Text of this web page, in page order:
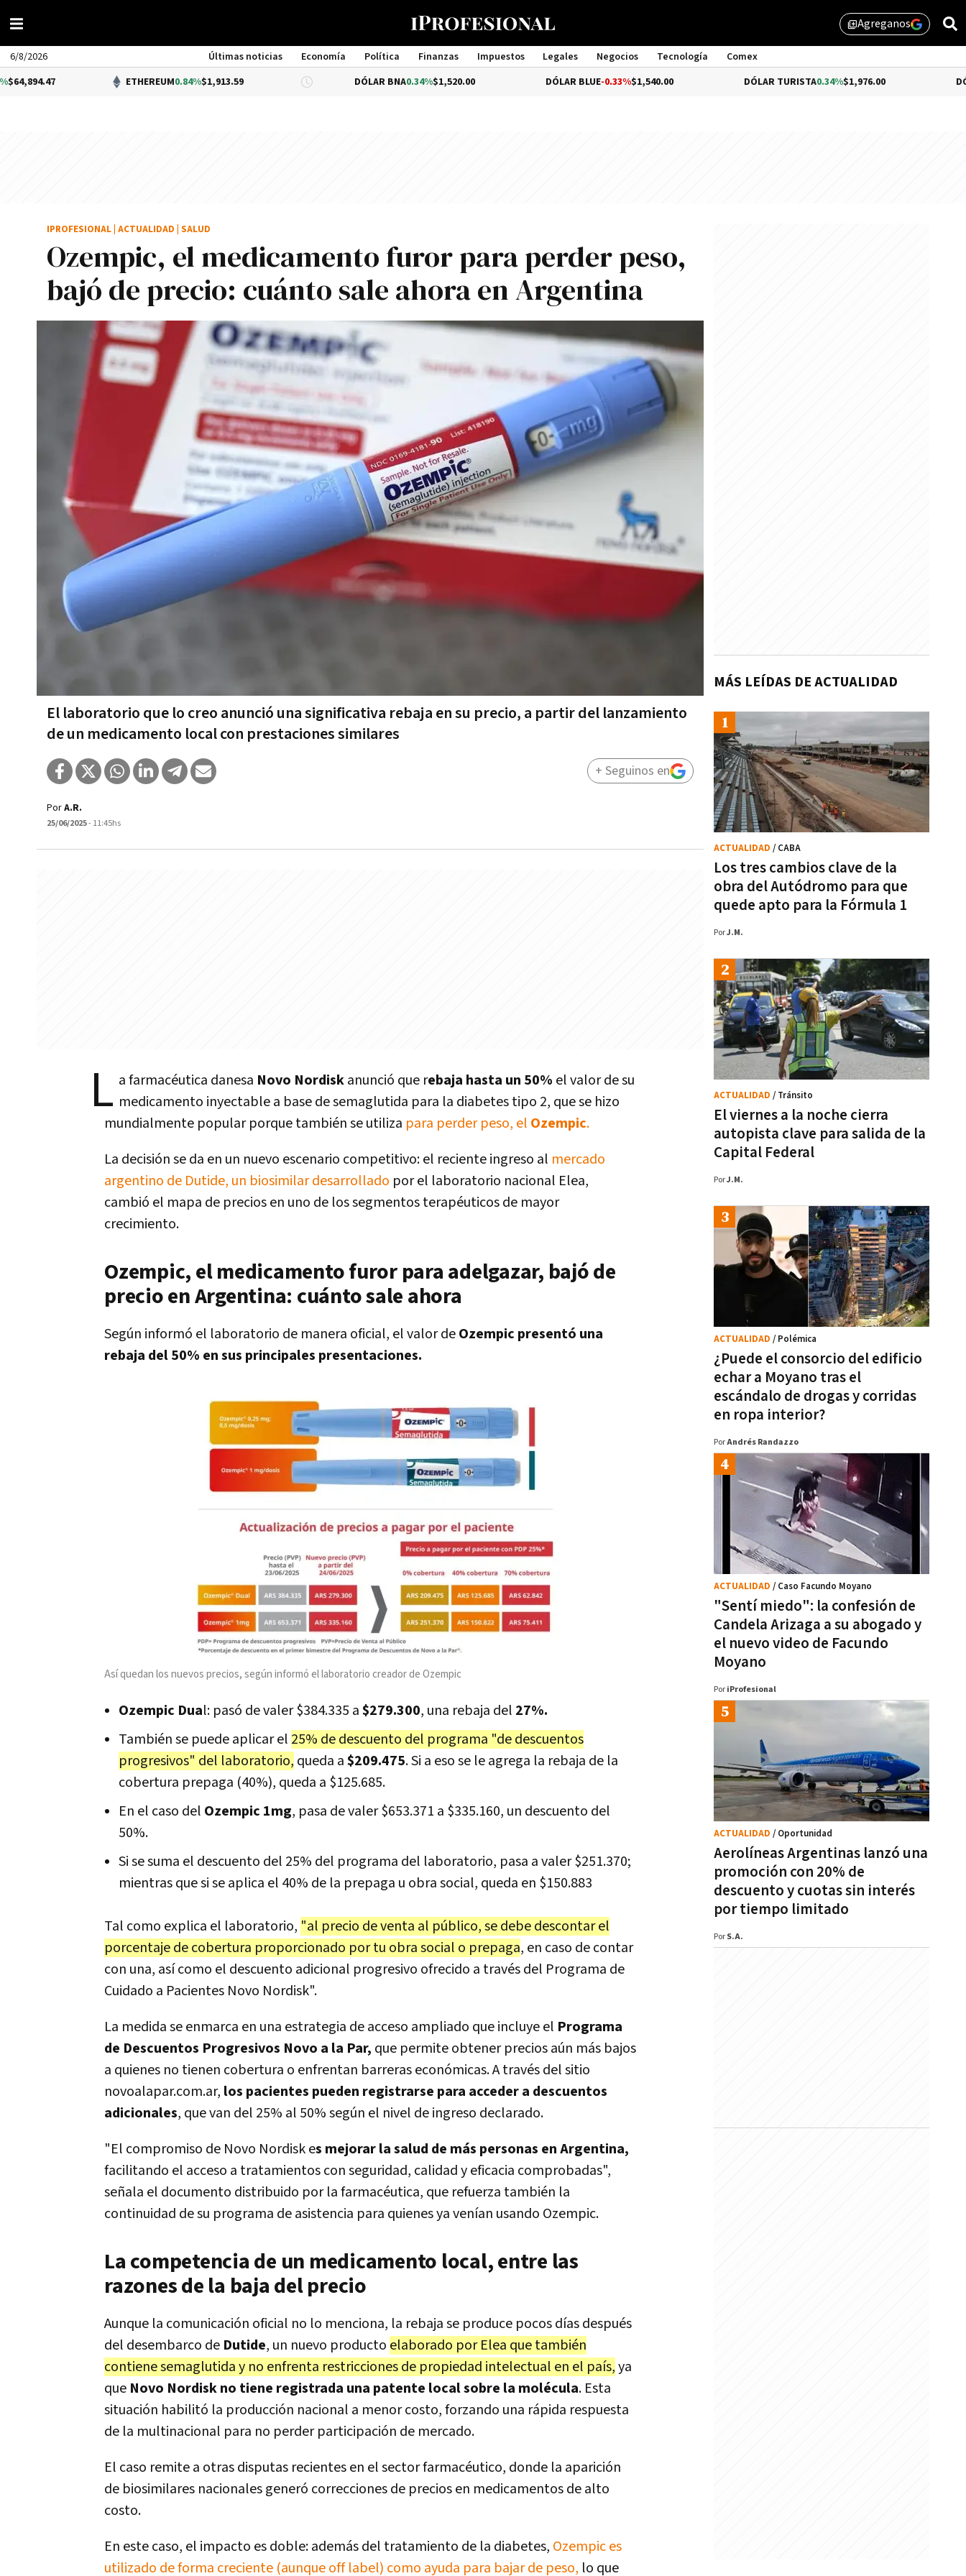
library_addAgreganos
6/8/2026 Últimas noticias Economía Política Finanzas Impuestos Legales Negocios Tecnología
Comex
Management
ETHEREUM 0.84%$1,913.59 DÓLAR BNA 0.34%$1,520.00 DÓLAR BLUE-0.33% $1,540.00 DÓLAR TURISTA0.34%$1,976.00 -
Ozempic, el medicamento furor para perder peso,
bajó de precio: cuánto sale ahora en Argentina
El laboratorio que lo creo anunció una significativa rebaja en su precio, a partir del lanzamiento
de un medicamento local con prestaciones similares
IPROFESIONAL ACTUALIDAD SALUD
PorA.R.
25/06/2025- 11:45hs
+ Seguinos en
L a farmacéutica danesa Novo Nordiskanunció que rebaja hasta un 50% el valor de su
medicamento inyectable a base de semaglutida para la diabetes tipo 2, que se hizo
mundialmente popular porque también se utiliza para perder peso, el Ozempic.
La decisión se da en un nuevo escenario competitivo: el reciente ingreso al mercado
argentino de Dutide, un biosimilar desarrollado por el laboratorio nacional Elea,
cambió el mapa de precios en uno de los segmentos terapéuticos de mayor
crecimiento.
Ozempic, el medicamento furor para adelgazar, bajó de
precio en Argentina: cuánto sale ahora
Según informó el laboratorio de manera oficial, el valor deOzempic presentó una
rebaja del 50% en sus principales presentaciones.
Así quedan los nuevos precios, según informó el laboratorio creador de Ozempic
Ozempic Dual: pasó de valer $384.335 a$279.300, una rebaja del 27%.
También se puede aplicar el 25% de descuento del programa "de descuentos
progresivos" del laboratorio, queda a$209.475. Si a eso se le agrega la rebaja de la
cobertura prepaga (40%), queda a $125.685.
En el caso del Ozempic 1mg, pasa de valer $653.371 a $335.160, un descuento del
50%.
Si se suma el descuento del 25% del programa del laboratorio, pasa a valer $251.370;
mientras que si se aplica el 40% de la prepaga u obra social, queda en $150.883
Tal como explica el laboratorio, "al precio de venta al público, se debe descontar el
porcentaje de cobertura proporcionado por tu obra social o prepaga, en caso de contar
con una, así como el descuento adicional progresivo ofrecido a través del Programa de
Cuidado a Pacientes Novo Nordisk".
La medida se enmarca en una estrategia de acceso ampliado que incluye el Programa
de Descuentos Progresivos Novo a la Par, que permite obtener precios aún más bajos
a quienes no tienen cobertura o enfrentan barreras económicas. A través del sitio
novoalapar.com.ar, los pacientes pueden registrarse para acceder a descuentos
adicionales, que van del 25% al 50% según el nivel de ingreso declarado.
"El compromiso de Novo Nordisk es mejorar la salud de más personas en Argentina,
facilitando el acceso a tratamientos con seguridad, calidad y eficacia comprobadas",
señala el documento distribuido por la farmacéutica, que refuerza también la
continuidad de su programa de asistencia para quienes ya venían usando Ozempic.
La competencia de un medicamento local, entre las
razones de la baja del precio
Aunque la comunicación oficial no lo menciona, la rebaja se produce pocos días después
del desembarco de Dutide, un nuevo producto elaborado por Elea que también
contiene semaglutida y no enfrenta restricciones de propiedad intelectual en el país,ya
que Novo Nordisk no tiene registrada una patente local sobre la molécula. Esta
situación habilitó la producción nacional a menor costo, forzando una rápida respuesta
de la multinacional para no perder participación de mercado.
El caso remite a otras disputas recientes en el sector farmacéutico, donde la aparición
de biosimilares nacionales generó correcciones de precios en medicamentos de alto
costo.
En este caso, el impacto es doble: además del tratamiento de la diabetes, Ozempic es
utilizado de forma creciente (aunque off label) como ayuda para bajar de peso, lo que
MÁS LEÍDAS DE ACTUALIDAD
Los tres cambios clave de la
obra del Autódromo para que
quede apto para la Fórmula 1
ACTUALIDAD / CABA
PorJ.M.
El viernes a la noche cierra
autopista clave para salida de la
Capital Federal
ACTUALIDAD / Tránsito
PorJ.M.
¿Puede el consorcio del edificio
echar a Moyano tras el
escándalo de drogas y corridas
en ropa interior?
ACTUALIDAD / Polémica
PorAndrés Randazzo
"Sentí miedo": la confesión de
Candela Arizaga a su abogado y
el nuevo video de Facundo
Moyano
ACTUALIDAD / Caso Facundo Moyano
Por iProfesional
Aerolíneas Argentinas lanzó una
promoción con 20% de
descuento y cuotas sin interés
por tiempo limitado
ACTUALIDAD / Oportunidad
Por S.A.